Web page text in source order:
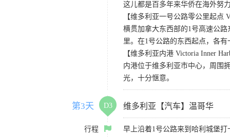
这儿都是百多年来华侨在海外努
【维多利亚一号公路零公里起点
横贯加拿大东西部的1号高速公
里。在1号公路的东西起点，各
【维多利亚内港 Victoria Inner
内港位于维多利亚市中心，周围
光，十分惬意。
第3天 D3 维多利亚【汽车】温哥华
行程
早上沿着1号公路来到哈利城堡